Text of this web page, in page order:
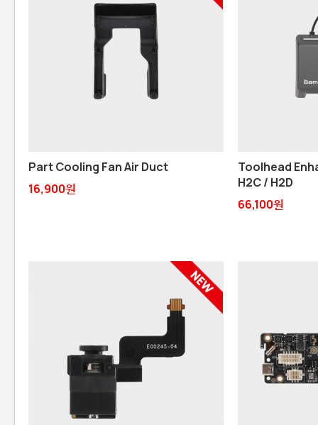
Part Cooling Fan Air Duct
16,900원
Toolhead
H2C / H2D
66,100원